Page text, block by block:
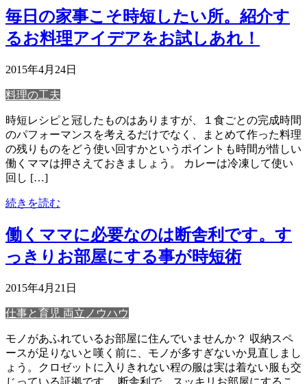
毎日の家事こそ時短したい所。紹介す
るお料理アイデアをお試しあれ！
2015年4月24日
料理の工夫
時短レシピと冠したものはありますが、１食ごとの完成時間
のパフォーマンスを考えるだけでなく、まとめて作った料理
の残りものをどう使い回すかというポイントも時間が惜しい
働くママは押さえておきましょう。 カレーは冷凍して使い
回し […]
続きを読む
働くママに必要なのは断舎利です。す
っきりお部屋にする事が時短術
2015年4月21日
仕事と育児 両立ノウハウ
モノがあふれているお部屋に住んでいませんか？ 収納スペ
ースが足りないと嘆く前に、モノが多すぎないか見直しまし
ょう。クロゼットに入りきれない程の服は実は着ない服も交